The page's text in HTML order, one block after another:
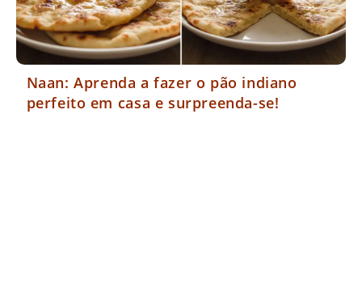
Naan: Aprenda a fazer o pão indiano
perfeito em casa e surpreenda-se!